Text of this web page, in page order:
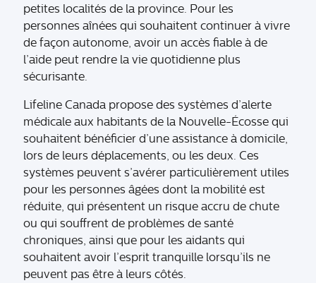
petites localités de la province. Pour les
personnes aînées qui souhaitent continuer à vivre
de façon autonome, avoir un accès fiable à de
l’aide peut rendre la vie quotidienne plus
sécurisante.
Lifeline Canada propose des systèmes d’alerte
médicale aux habitants de la Nouvelle-Écosse qui
souhaitent bénéficier d’une assistance à domicile,
lors de leurs déplacements, ou les deux. Ces
systèmes peuvent s’avérer particulièrement utiles
pour les personnes âgées dont la mobilité est
réduite, qui présentent un risque accru de chute
ou qui souffrent de problèmes de santé
chroniques, ainsi que pour les aidants qui
souhaitent avoir l’esprit tranquille lorsqu’ils ne
peuvent pas être à leurs côtés.